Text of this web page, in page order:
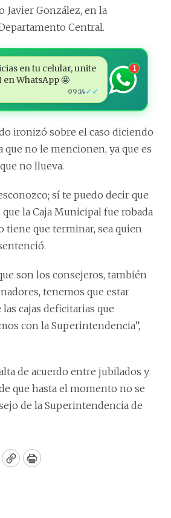
Javier González, en la
Central.
en tu celular, unite
en WhatsApp 🤩
09:14✓✓
1
ironizó sobre el caso diciendo
que no le mencionen, ya que es
no llueva.
sí te puedo decir que
la Caja Municipal fue robada
tiene que terminar, sea quien
son los consejeros, también
tenemos que estar
cajas deficitarias que
con la Superintendencia”,
de acuerdo entre jubilados y
que hasta el momento no se
de la Superintendencia de
CopyPrint